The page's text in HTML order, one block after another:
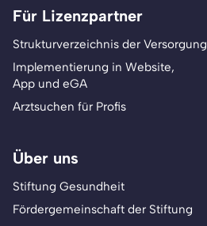
Für Lizenzpartner
Strukturverzeichnis der Versorgung
Implementierung in Website,
App und eGA
Arztsuchen für Profis
Über uns
Stiftung Gesundheit
Fördergemeinschaft der Stiftung